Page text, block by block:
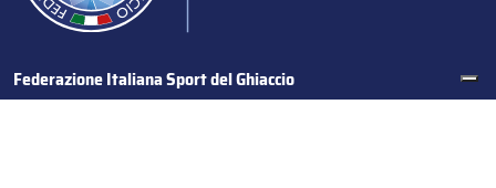
Federazione Italiana Sport del Ghiaccio
© 2024